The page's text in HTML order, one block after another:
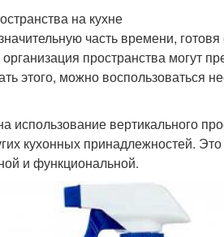
на кухне
часть времени,
пространства могут
этого, можно воспользоваться
вертикального
кухонных принадлежностей.
и функциональной.